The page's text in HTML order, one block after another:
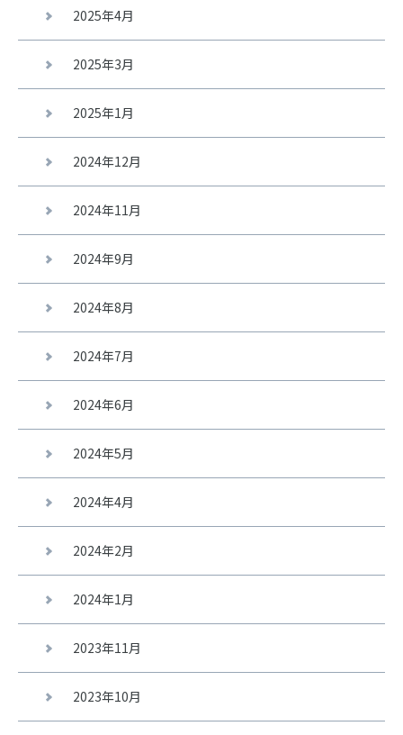
2025年4月
2025年3月
2025年1月
2024年12月
2024年11月
2024年9月
2024年8月
2024年7月
2024年6月
2024年5月
2024年4月
2024年2月
2024年1月
2023年11月
2023年10月